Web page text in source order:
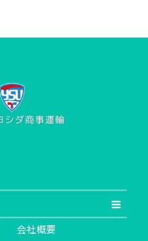
会社概要